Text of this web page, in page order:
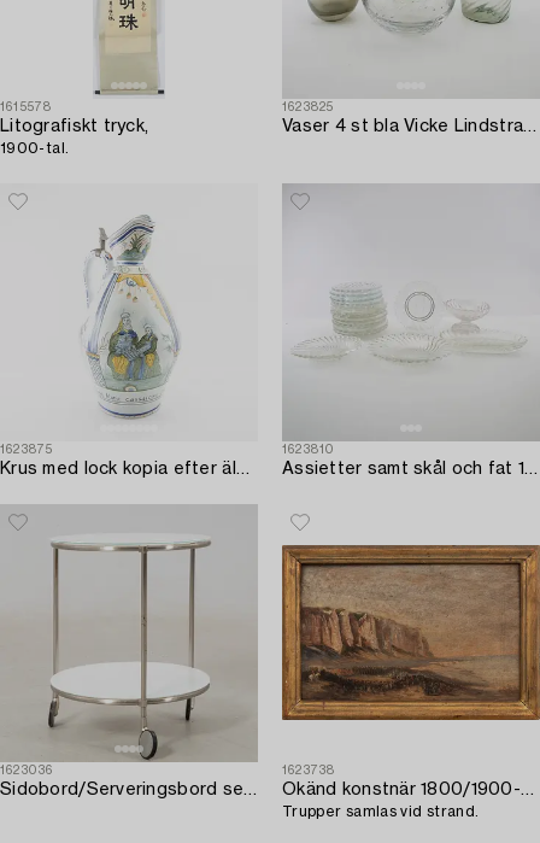
1615578
Litografiskt tryck,
1900-tal.
1623825
Vaser 4 st bla Vicke Lindstrand 1900-talets första hälft.
1623875
Krus med lock kopia efter äldre modell/1900-tal fajans.
1623810
Assietter samt skål och fat 18 dlr möjligen Reijmyre omkring 1900 pressglas.
1623036
Sidobord/Serveringsbord sent 1900-tal.
1623738
Okänd konstnär 1800/1900-tal
Trupper samlas vid strand.